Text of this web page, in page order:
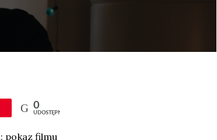
0
UDOSTĘPNIEŃ
pokaz filmu